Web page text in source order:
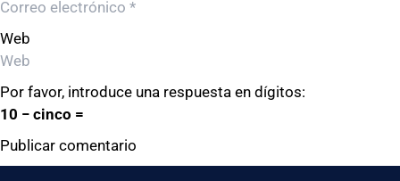
Web
Por favor, introduce una respuesta en dígitos:
10 − cinco =